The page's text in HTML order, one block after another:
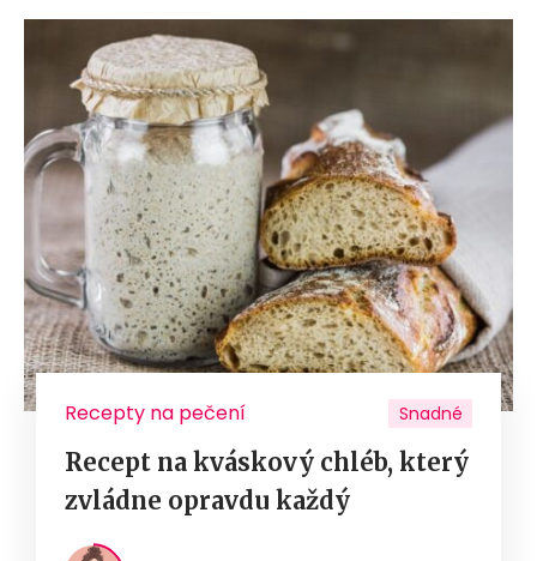
Recepty na pečení Snadné
Recept na kváskový chléb, který
zvládne opravdu každý